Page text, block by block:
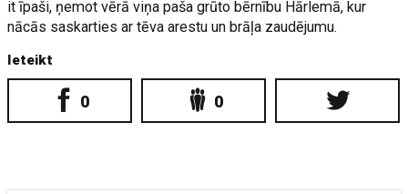
it īpaši, ņemot vērā viņa paša grūto bērnību Hārlemā, kur
nācās saskarties ar tēva arestu un brāļa zaudējumu.
Ieteikt
0 0